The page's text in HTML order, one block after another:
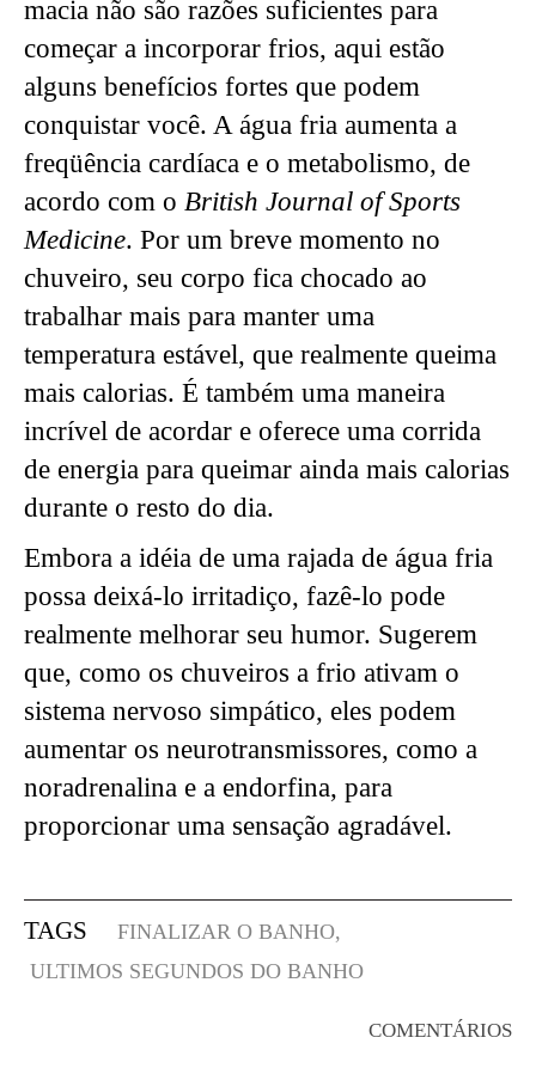
macia não são razões suficientes para
começar a incorporar frios, aqui estão
alguns benefícios fortes que podem
conquistar você. A água fria aumenta a
freqüência cardíaca e o metabolismo, de
acordo com o British Journal of Sports
Medicine. Por um breve momento no
chuveiro, seu corpo fica chocado ao
trabalhar mais para manter uma
temperatura estável, que realmente queima
mais calorias. É também uma maneira
incrível de acordar e oferece uma corrida
de energia para queimar ainda mais calorias
durante o resto do dia.
Embora a idéia de uma rajada de água fria
possa deixá-lo irritadiço, fazê-lo pode
realmente melhorar seu humor. Sugerem
que, como os chuveiros a frio ativam o
sistema nervoso simpático, eles podem
aumentar os neurotransmissores, como a
noradrenalina e a endorfina, para
proporcionar uma sensação agradável.
TAGS
FINALIZAR O BANHO,
ULTIMOS SEGUNDOS DO BANHO
COMENTÁRIOS